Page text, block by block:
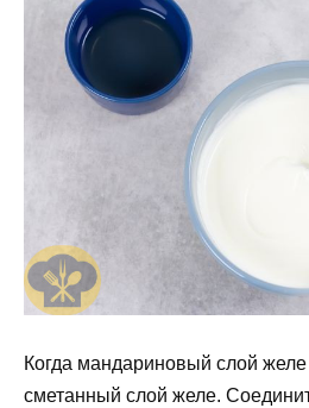
Когда мандариновый слой желе
сметанный слой желе.